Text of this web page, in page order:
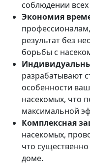
соблюдении
Экономия
результат без
борьбы с
разрабатывают
особенности
насекомых, что
максимальной
Комплексная
насекомых,
что
доме.